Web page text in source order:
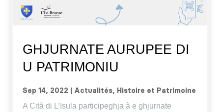
GHJURNATE AURUPEE DI
U PATRIMONIU
Sep 14, 2022 Actualités, Histoire et Patrimoine
A Cità di L’Isula participeghja à e ghjurnate